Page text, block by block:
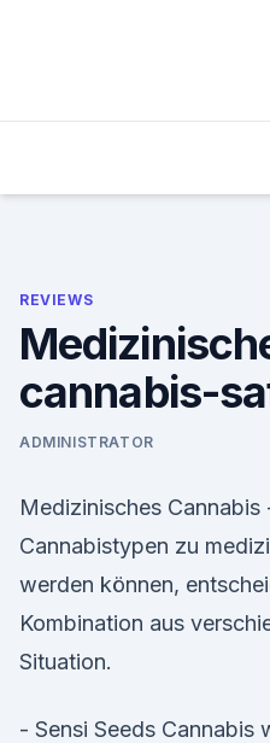
REVIEWS
cannabis-
ADMINISTRATOR
Medizinisches Cannabis
Cannabistypen zu
werden können,
Kombination aus
Situation.
- Sensi Seeds Cannabis